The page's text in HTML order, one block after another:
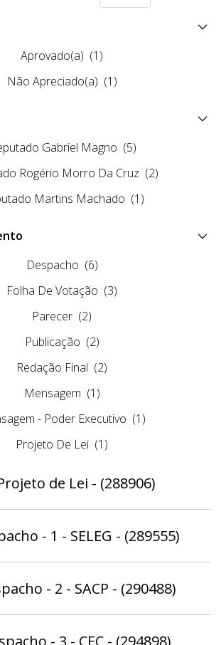
Aprovado(a) (1)
Não Apreciado(a) (1)
Gabriel Magno (5)
Rogério Morro Da Cruz (2)
Martins Machado (1)
Despacho (6)
Folha De Votação (3)
Parecer (2)
Publicação (2)
Redação Final (2)
Mensagem (1)
- Poder Executivo (1)
Projeto De Lei (1)
de Lei - (288906)
- 1 - SELEG - (289555)
- 2 - SACP - (290488)
- 3 - CEC - (294898)